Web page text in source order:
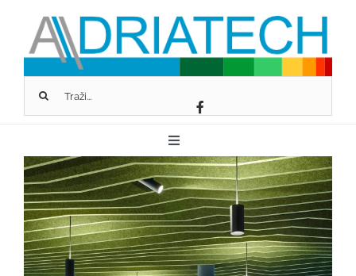
content
Toggle
Navigation
O NAMA
FASSA BORTOLO